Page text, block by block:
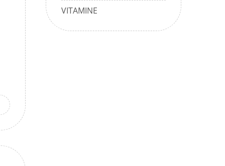
VITAMINE